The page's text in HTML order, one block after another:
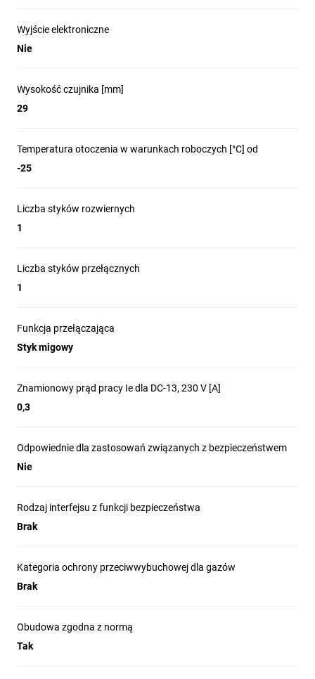
Wyjście elektroniczne
Nie
Wysokość czujnika [mm]
29
Temperatura otoczenia w warunkach roboczych [°C] od
-25
Liczba styków rozwiernych
1
Liczba styków przełącznych
1
Funkcja przełączająca
Styk migowy
Znamionowy prąd pracy Ie dla DC-13, 230 V [A]
0,3
Odpowiednie dla zastosowań związanych z bezpieczeństwem
Nie
Rodzaj interfejsu z funkcji bezpieczeństwa
Brak
Kategoria ochrony przeciwwybuchowej dla gazów
Brak
Obudowa zgodna z normą
Tak